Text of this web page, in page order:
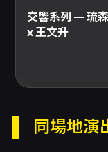
好者從作品
與比較的機
迷，皆可在
購票與入場
交響系列 — 琉
x 王文升
同場地演